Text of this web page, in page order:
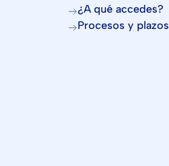
¿A qué accedes?
Procesos y plazos